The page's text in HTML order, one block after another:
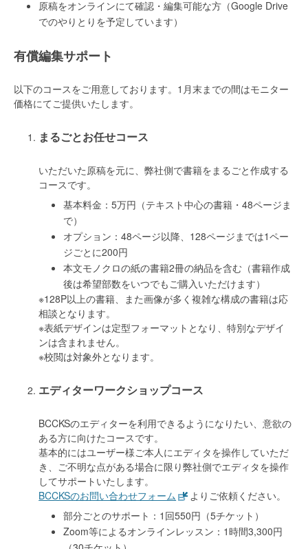
原稿をオンラインにて確認・編集可能な方（Google Drive
でのやりとりを予定しています）
有償編集サポート
以下のコースをご用意しております。1月末までの間はモニター
価格にてご提供いたします。
まるごとお任せコース
いただいた原稿を元に、弊社側で書籍をまるごと作成する
コースです。
基本料金：5万円（テキスト中心の書籍・48ページま
で）
オプション：48ページ以降、128ページまでは1ペー
ジごとに200円
本文モノクロの紙の書籍2冊の納品を含む（書籍作成
後は希望部数をいつでもご購入いただけます）
※128P以上の書籍、また画像が多く複雑な構成の書籍は応
相談となります。
※表紙デザインは定型フォーマットとなり、特別なデザイ
ンは含まれません。
※校閲は対象外となります。
エディターワークショップコース
BCCKSのエディターを利用できるようになりたい、意欲の
ある方に向けたコースです。
基本的にはユーザー様ご本人にエディタを操作していただ
き、ご不明な点がある場合に限り弊社側でエディタを操作
してサポートいたします。
BCCKSのお問い合わせフォーム
よりご依頼ください。
部分ごとのサポート：1回550円（5チケット）
Zoom等によるオンラインレッスン：1時間3,300円